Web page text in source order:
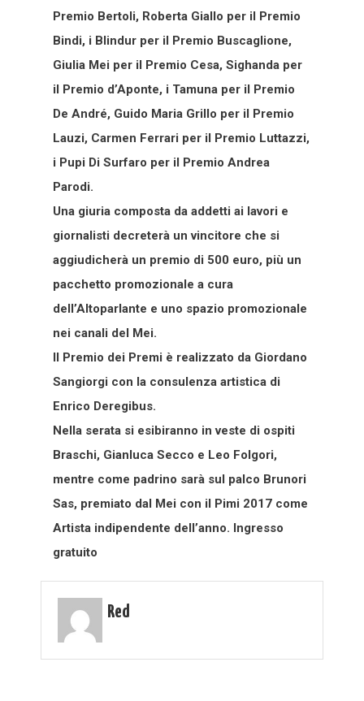
Premio Bertoli, Roberta Giallo per il Premio
Bindi, i Blindur per il Premio Buscaglione,
Giulia Mei per il Premio Cesa, Sighanda per
il Premio d’Aponte, i Tamuna per il Premio
De André, Guido Maria Grillo per il Premio
Lauzi, Carmen Ferrari per il Premio Luttazzi,
i Pupi Di Surfaro per il Premio Andrea
Parodi.
Una giuria composta da addetti ai lavori e
giornalisti decreterà un vincitore che si
aggiudicherà un premio di 500 euro, più un
pacchetto promozionale a cura
dell’Altoparlante e uno spazio promozionale
nei canali del Mei.
Il Premio dei Premi è realizzato da Giordano
Sangiorgi con la consulenza artistica di
Enrico Deregibus.
Nella serata si esibiranno in veste di ospiti
Braschi, Gianluca Secco e Leo Folgori,
mentre come padrino sarà sul palco Brunori
Sas, premiato dal Mei con il Pimi 2017 come
Artista indipendente dell’anno. Ingresso
gratuito
Red